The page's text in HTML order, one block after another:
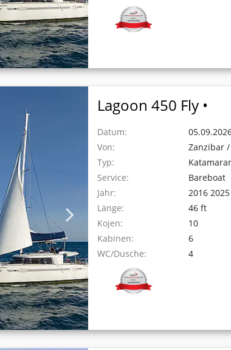
Lagoon 450 Fly •
Datum:
Von:
Zanzibar
Typ:
Service:
Bareboat
Jahr:
2016 2025
Länge:
46 ft
Kojen:
10
Kabinen:
6
WC/Dusche:
4